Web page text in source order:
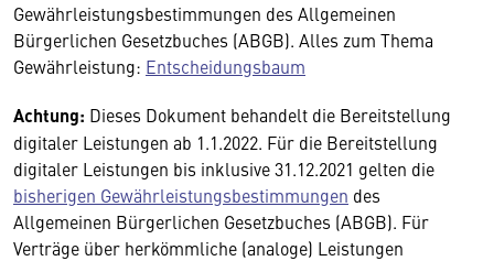
Gewährleistungsbestimmungen des Allgemeinen
Bürgerlichen Gesetzbuches (ABGB). Alles zum Thema
Gewährleistung: Entscheidungsbaum
Achtung: Dieses Dokument behandelt die Bereitstellung
digitaler Leistungen ab 1.1.2022. Für die Bereitstellung
digitaler Leistungen bis inklusive 31.12.2021 gelten die
bisherigen Gewährleistungsbestimmungen des
Allgemeinen Bürgerlichen Gesetzbuches (ABGB). Für
Verträge über herkömmliche (analoge) Leistungen